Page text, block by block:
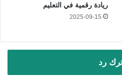
ريادة رقمية في التعليم
2025-09-15
رد